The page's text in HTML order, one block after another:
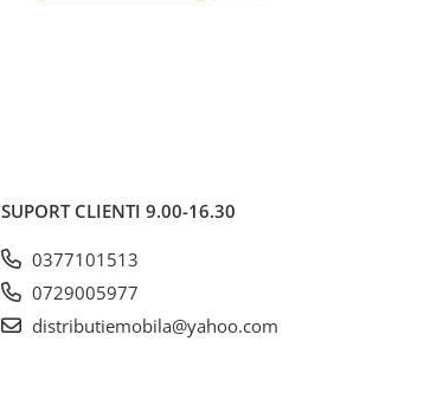
SUPORT CLIENTI 9.00-16.30
0377101513
0729005977
distributiemobila@yahoo.com